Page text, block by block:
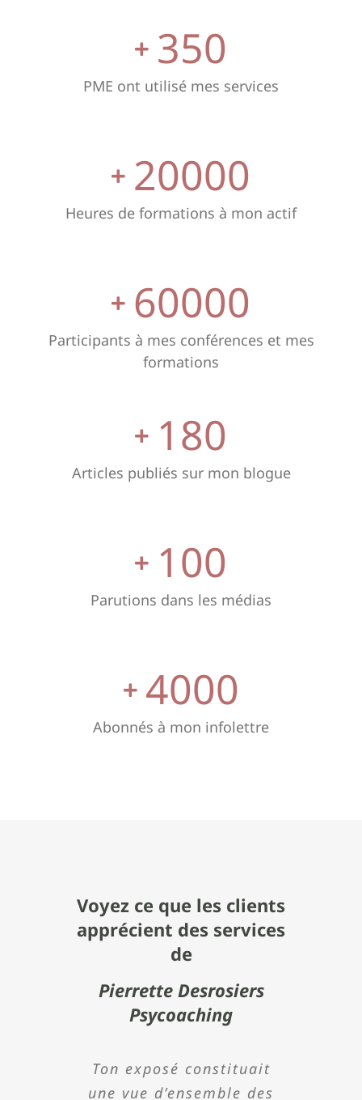
350
PME ont utilisé mes services
20000
Heures de formations à mon actif
60000
Participants à mes conférences et mes
formations
180
Articles publiés sur mon blogue
100
Parutions dans les médias
4000
Abonnés à mon infolettre
Voyez ce que les clients
apprécient des services
de
Pierrette Desrosiers
Psycoaching
Ton exposé constituait
une vue d’ensemble des
Pierrette est une
conférencière
Madame Desrosiers est
une personne qu’il faut
Dans le cadre de
Holstein Canada, le
J’ai énormément
apprécié votre